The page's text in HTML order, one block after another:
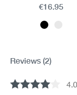
€16.95
Reviews (2)
Average rating of
4.0